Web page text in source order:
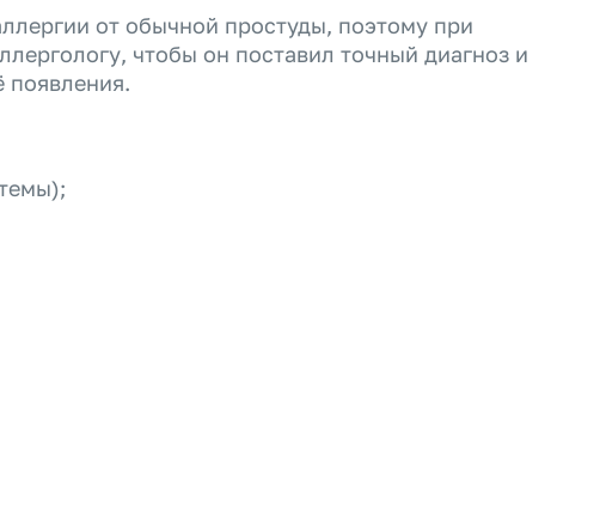
от обычной простуды, поэтому при
чтобы он поставил точный диагноз и
появления.